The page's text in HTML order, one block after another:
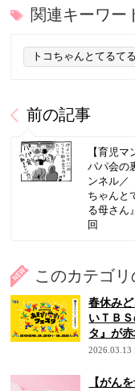
関連キーワー
トコちゃんとてるて
前の記事
【育児マ
パパ会の
ンネル／
ちゃんと
る母さん
回
このカテゴ
春休み
いＴＢ
タ』が
2026.03.13
【がん